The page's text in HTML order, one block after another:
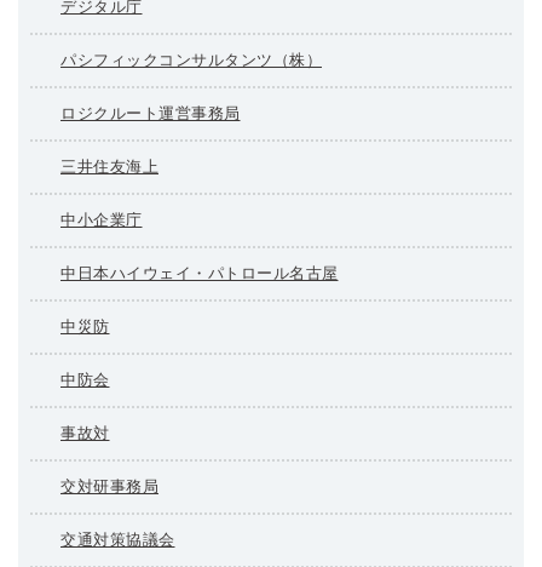
デジタル庁
パシフィックコンサルタンツ（株）
ロジクルート運営事務局
三井住友海上
中小企業庁
中日本ハイウェイ・パトロール名古屋
中災防
中防会
事故対
交対研事務局
交通対策協議会